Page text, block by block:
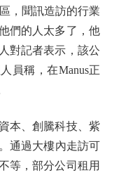
，聞訊造訪的行業
們的人太多了，他
對記者表示，該公
員稱，在Manus正
、創騰科技、紫
通過大樓內走訪可
等，部分公司租用